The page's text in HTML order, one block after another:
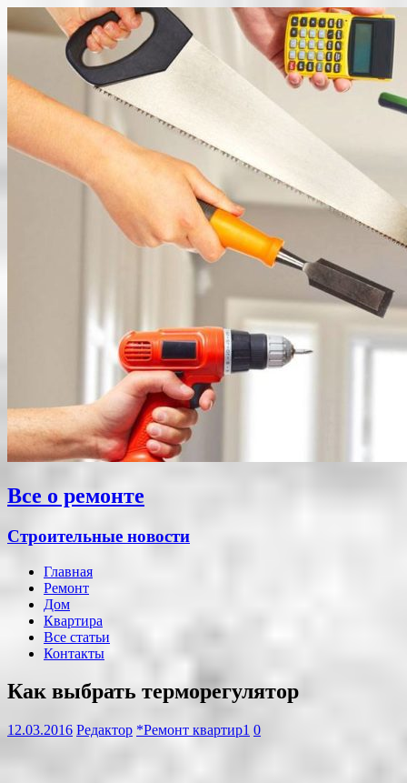
Все о ремонте
Строительные новости
Главная
Ремонт
Дом
Квартира
Все статьи
Контакты
Как выбрать терморегулятор
12.03.2016 Редактор *Ремонт квартир1 0